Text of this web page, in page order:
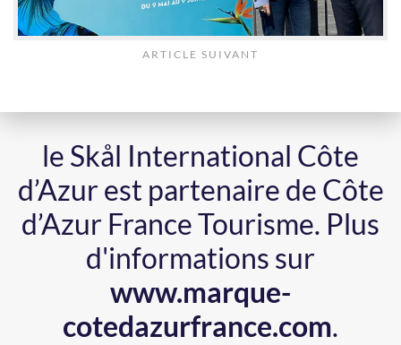
ARTICLE SUIVANT
le Skål International Côte
d’Azur est partenaire de Côte
d’Azur France Tourisme. Plus
d'informations sur
www.marque-
cotedazurfrance.com.